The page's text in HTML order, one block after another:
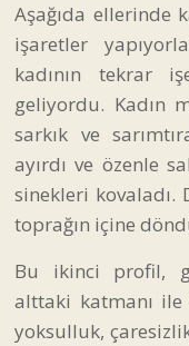
Aşağıda ellerinde
işaretler
kadının tekrar
geliyordu. Kadın
sarkık ve
ayırdı ve özenle
sinekleri kovaladı.
toprağın içine
Bu ikinci profil,
alttaki katmanı
yoksulluk,